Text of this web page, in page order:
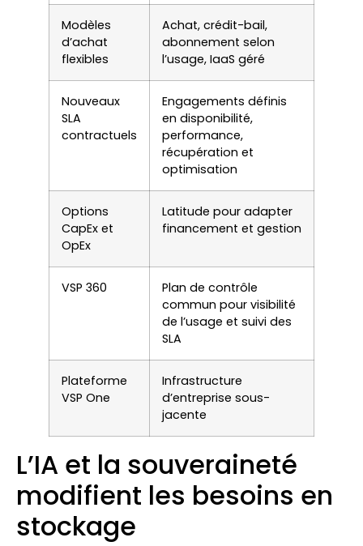
Modèles
d’achat
flexibles
Achat, crédit-bail,
abonnement selon
l’usage, IaaS géré
Nouveaux
SLA
contractuels
Engagements définis
en disponibilité,
performance,
récupération et
optimisation
Options
CapEx et
OpEx
Latitude pour adapter
financement et gestion
VSP 360
Plan de contrôle
commun pour visibilité
de l’usage et suivi des
SLA
Plateforme
VSP One
Infrastructure
d’entreprise sous-
jacente
L’IA et la souveraineté
modifient les besoins en
stockage